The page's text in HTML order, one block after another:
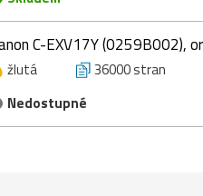
C-EXV17Y (0259B002),
žlutá 36000 stran
Nedostupné